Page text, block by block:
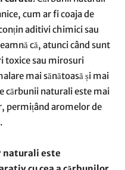
cum ar fi coaja de
aditivi chimici sau
că, atunci când sunt
toxice sau mirosuri
mai sănătoasă și mai
cărbunii naturali este mai
permițând aromelor de
naturali este